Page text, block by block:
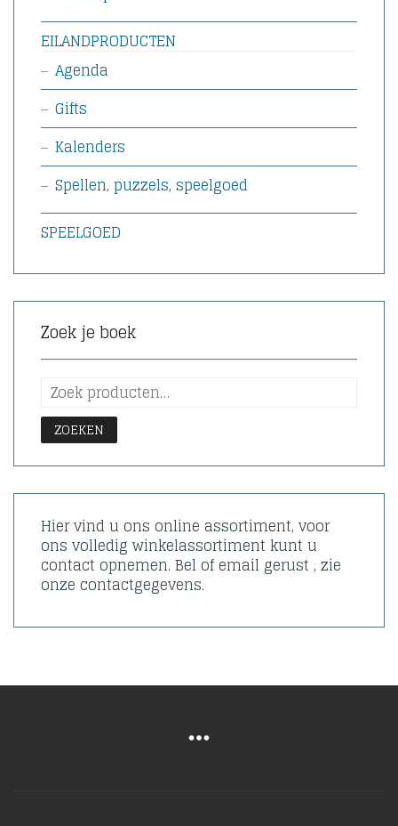
EILANDPRODUCTEN
Agenda
Gifts
Kalenders
Spellen, puzzels, speelgoed
SPEELGOED
Zoek je boek
ZOEKEN
Hier vind u ons online assortiment, voor
ons volledig winkelassortiment kunt u
contact opnemen. Bel of email gerust , zie
onze contactgegevens.